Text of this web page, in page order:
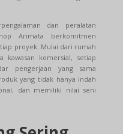
dan peralatan
Arimata berkomitmen
proyek. Mulai dari rumah
kawasan komersial, setiap
pengerjaan yang sama
yang tidak hanya indah
dan memiliki nilai seni